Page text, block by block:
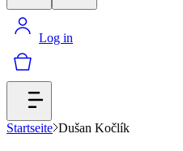
Log in
Startseite Dušan Kočlík